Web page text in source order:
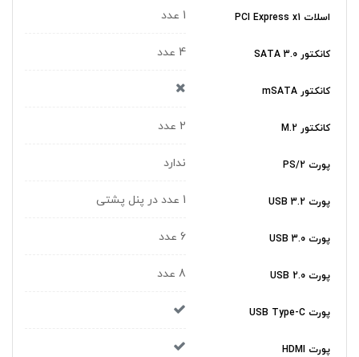
اسلات PCI Express x1 1 عدد
کانکتور SATA 3.0 4 عدد
کانکتور mSATA
کانکتور M.2 2 عدد
پورت PS/2 ندارد
پورت USB 3.2 1 عدد در پنل پشتی
پورت USB 3.0 6 عدد
پورت USB 2.0 8 عدد
پورت USB Type-C
پورت HDMI